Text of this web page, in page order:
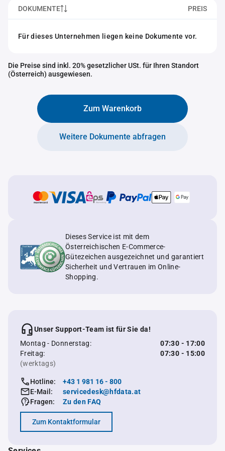
DOKUMENTE PREIS
Für dieses Unternehmen liegen keine Dokumente vor.
Die Preise sind inkl. 20% gesetzlicher USt. für Ihren Standort
(Österreich) ausgewiesen.
Zum Warenkorb
Weitere Dokumente abfragen
Dieses Service ist mit dem
Österreichischen E-Commerce-
Gütezeichen ausgezeichnet und garantiert
Sicherheit und Vertrauen im Online-
Shopping.
Unser Support-Team ist für Sie da!
Montag - Donnerstag:
07:30 - 17:00
Freitag:
07:30 - 15:00
(werktags)
Hotline:
+43 1 981 16 - 800
E-Mail:
servicedesk@hfdata.at
Fragen:
Zu den FAQ
Zum Kontaktformular